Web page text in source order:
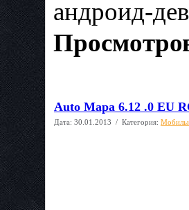
андроид-
Auto Mapa 6.12 .0 EU
Дата: 30.01.2013 / Категория: